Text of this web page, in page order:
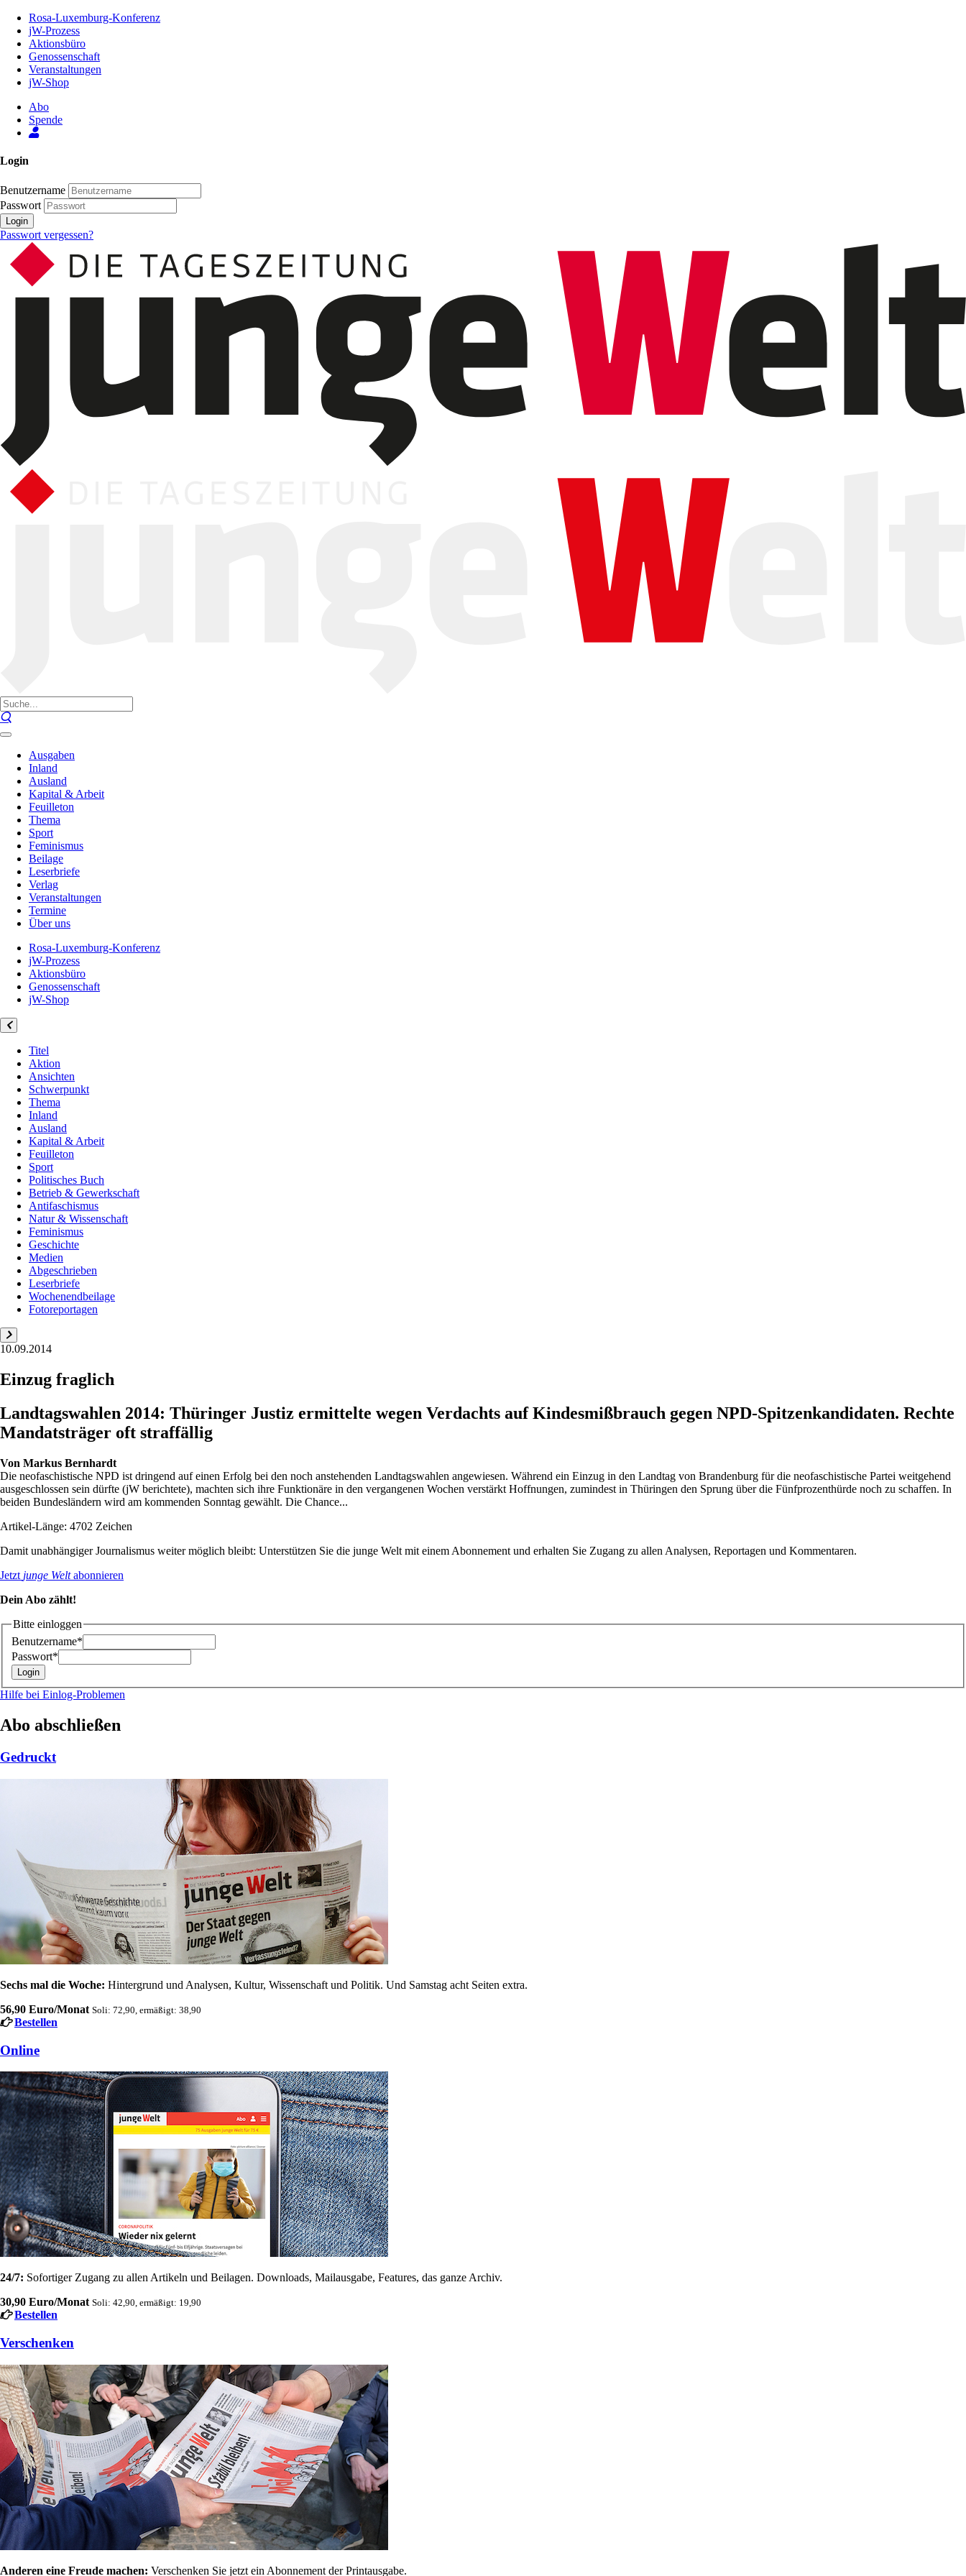
Inhalt
Seite
Rosa-Luxemburg-Konferenz
jW-Prozess
Aktionsbüro
Genossenschaft
Veranstaltungen
jW-Shop
Abo
Spende
Login
Benutzername
Passwort
Login
Passwort vergessen?
Ausgaben
Inland
Ausland
Kapital & Arbeit
Feuilleton
Thema
Sport
Feminismus
Beilage
Leserbriefe
Verlag
Veranstaltungen
Termine
Über uns
Rosa-Luxemburg-Konferenz
jW-Prozess
Aktionsbüro
Genossenschaft
jW-Shop
Titel
Aktion
Ansichten
Schwerpunkt
Thema
Inland
Ausland
Kapital & Arbeit
Feuilleton
Sport
Politisches Buch
Betrieb & Gewerkschaft
Antifaschismus
Natur & Wissenschaft
Feminismus
Geschichte
Medien
Abgeschrieben
Leserbriefe
Wochenendbeilage
Fotoreportagen
10.09.2014
Einzug fraglich
Landtagswahlen 2014: Thüringer Justiz ermittelte wegen Verdachts auf Kindesmißbrauch gegen NPD-Spitzenkandidaten. Rechte
Mandatsträger oft straffällig
Von Markus Bernhardt
Die neofaschistische NPD ist dringend auf einen Erfolg bei den noch anstehenden Landtagswahlen angewiesen. Während ein Einzug in den Landtag von Brandenburg für die neofaschistische Partei weitgehend
ausgeschlossen sein dürfte (jW berichtete), machten sich ihre Funktionäre in den vergangenen Wochen verstärkt Hoffnungen, zumindest in Thüringen den Sprung über die Fünfprozenthürde noch zu schaffen. In
beiden Bundesländern wird am kommenden Sonntag gewählt. Die Chance...
Artikel-Länge: 4702 Zeichen
Damit unabhängiger Journalismus weiter möglich bleibt: Unterstützen Sie die junge Welt mit einem Abonnement und erhalten Sie Zugang zu allen Analysen, Reportagen und Kommentaren.
Jetzt junge Weltabonnieren
Dein Abo zählt!
Bitte einloggen
Benutzername*
Passwort*
Hilfe bei Einlog-Problemen
Abo abschließen
Gedruckt
Sechs mal die Woche: Hintergrund und Analysen, Kultur, Wissenschaft und Politik. Und Samstag acht Seiten extra.
56,90 Euro/Monat Soli: 72,90, ermäßigt: 38,90
Bestellen
Online
24/7: Sofortiger Zugang zu allen Artikeln und Beilagen. Downloads, Mailausgabe, Features, das ganze Archiv.
30,90 Euro/Monat Soli: 42,90, ermäßigt: 19,90
Bestellen
Verschenken
Anderen eine Freude machen: Verschenken Sie jetzt ein Abonnement der Printausgabe.